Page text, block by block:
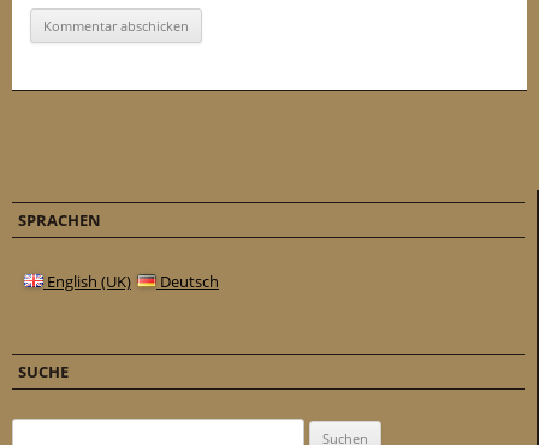
SPRACHEN
English (UK) Deutsch
SUCHE